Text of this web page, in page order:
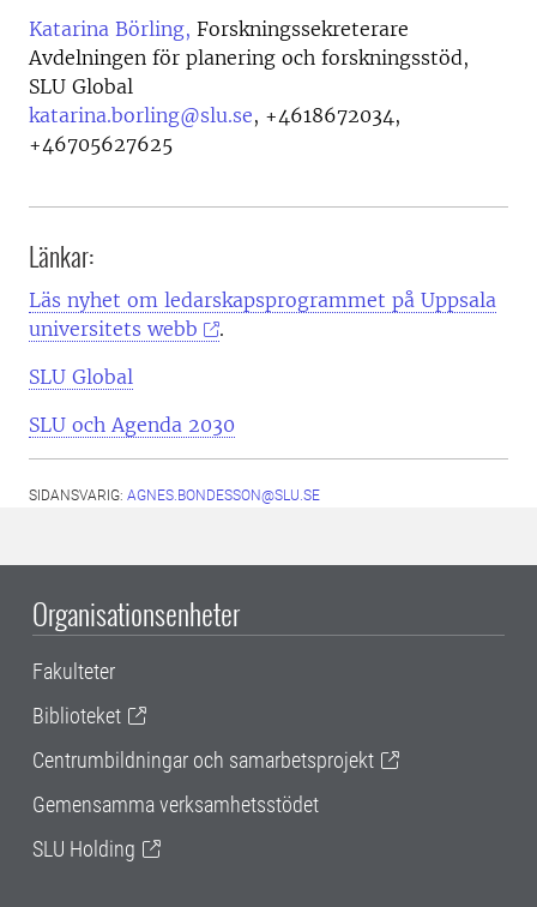
Katarina Börling, Forskningssekreterare
Avdelningen för planering och forskningsstöd,
SLU Global
katarina.borling@slu.se, +4618672034,
+46705627625
Länkar:
Läs nyhet om ledarskapsprogrammet på Uppsala
universitets webb
.
SLU Global
SLU och Agenda 2030
SIDANSVARIG: AGNES.BONDESSON@SLU.SE
Organisationsenheter
Fakulteter
Biblioteket
Centrumbildningar och samarbetsprojekt
Gemensamma verksamhetsstödet
SLU Holding